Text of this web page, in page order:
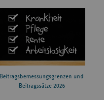
Beitragsbemessungsgrenzen und
Beitragssätze 2026